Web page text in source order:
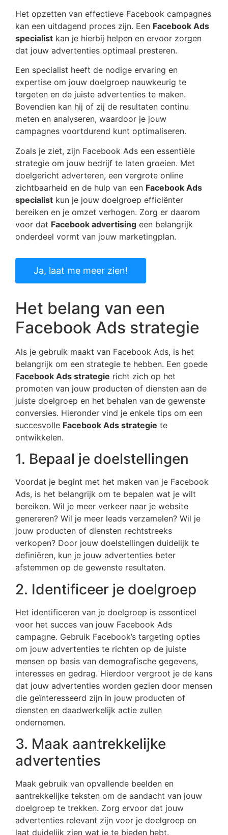
Het opzetten van effectieve Facebook campagnes
kan een uitdagend proces zijn. Een Facebook Ads
specialist kan je hierbij helpen en ervoor zorgen
dat jouw advertenties optimaal presteren.
Een specialist heeft de nodige ervaring en
expertise om jouw doelgroep nauwkeurig te
targeten en de juiste advertenties te maken.
Bovendien kan hij of zij de resultaten continu
meten en analyseren, waardoor je jouw
campagnes voortdurend kunt optimaliseren.
Zoals je ziet, zijn Facebook Ads een essentiële
strategie om jouw bedrijf te laten groeien. Met
doelgericht adverteren, een vergrote online
zichtbaarheid en de hulp van een Facebook Ads
specialist kun je jouw doelgroep efficiënter
bereiken en je omzet verhogen. Zorg er daarom
voor dat Facebook advertising een belangrijk
onderdeel vormt van jouw marketingplan.
Ja, laat me meer zien!
Het belang van een
Facebook Ads strategie
Als je gebruik maakt van Facebook Ads, is het
belangrijk om een strategie te hebben. Een goede
Facebook Ads strategie richt zich op het
promoten van jouw producten of diensten aan de
juiste doelgroep en het behalen van de gewenste
conversies. Hieronder vind je enkele tips om een
succesvolle Facebook Ads strategie te
ontwikkelen.
1. Bepaal je doelstellingen
Voordat je begint met het maken van je Facebook
Ads, is het belangrijk om te bepalen wat je wilt
bereiken. Wil je meer verkeer naar je website
genereren? Wil je meer leads verzamelen? Wil je
jouw producten of diensten rechtstreeks
verkopen? Door jouw doelstellingen duidelijk te
definiëren, kun je jouw advertenties beter
afstemmen op de gewenste resultaten.
2. Identificeer je doelgroep
Het identificeren van je doelgroep is essentieel
voor het succes van jouw Facebook Ads
campagne. Gebruik Facebook’s targeting opties
om jouw advertenties te richten op de juiste
mensen op basis van demografische gegevens,
interesses en gedrag. Hierdoor vergroot je de kans
dat jouw advertenties worden gezien door mensen
die geïnteresseerd zijn in jouw producten of
diensten en daadwerkelijk actie zullen
ondernemen.
3. Maak aantrekkelijke
advertenties
Maak gebruik van opvallende beelden en
aantrekkelijke teksten om de aandacht van jouw
doelgroep te trekken. Zorg ervoor dat jouw
advertenties relevant zijn voor je doelgroep en
laat duidelijk zien wat je te bieden hebt.